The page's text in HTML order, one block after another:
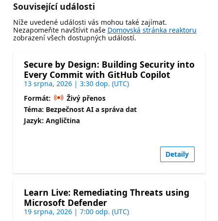
Související události
Níže uvedené události vás mohou také zajímat.
Nezapomeňte navštívit naše Domovská stránka reaktoru
zobrazení všech dostupných událostí.
Secure by Design: Building Security into
Every Commit with GitHub Copilot
13 srpna, 2026 | 3:30 dop. (UTC)
Formát:
Živý přenos
Téma: Bezpečnost AI a správa dat
Jazyk: Angličtina
Detaily
Learn Live: Remediating Threats using
Microsoft Defender
19 srpna, 2026 | 7:00 odp. (UTC)